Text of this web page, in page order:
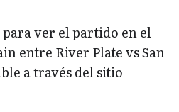
ver el partido en el
entre River Plate vs San
a través del sitio